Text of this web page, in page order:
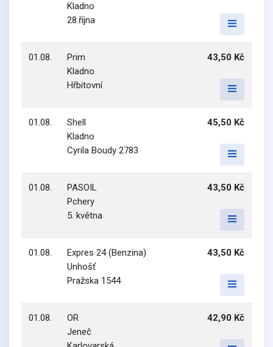
Kladno
28.října
01.08.
Prim
Kladno
Hřbitovní
43,50 Kč
01.08.
Shell
Kladno
Cyrila Boudy 2783
45,50 Kč
01.08.
PASOIL
Pchery
5. května
43,50 Kč
01.08.
Expres 24 (Benzina)
Unhošť
Pražska 1544
43,50 Kč
01.08.
OR
Jeneč
42,90 Kč